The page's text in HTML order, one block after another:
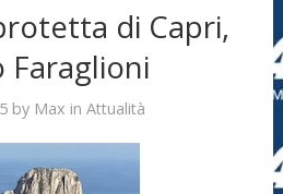
di Capri,
by Max in Attualità